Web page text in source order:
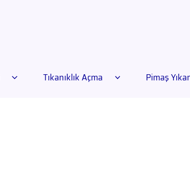
Tıkanıklık Açma Pimaş